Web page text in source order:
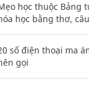
học thuộc Bảng
học bằng thơ,
số điện thoại ma
gọi